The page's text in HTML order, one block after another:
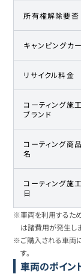
所有権解除要否
キャンピングカー
リサイクル料金
コーティング施工
ブランド
コーティング商品
名
コーティング施工
日
※車両を利用するた
は諸費用が発生しま
※ご購入される車両
す。
車両のポイン